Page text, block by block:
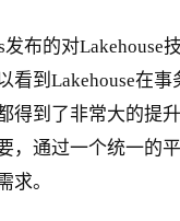
布的对Lakehouse
看到Lakehouse在
得到了非常大的提
，通过一个统一的
求。